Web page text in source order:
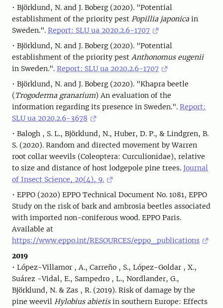
• Björklund, N. and J. Boberg (2020). "Potential
establishment of the priority pest Popillia japonica in
Sweden.". Report: SLU ua 2020.2.6-1707
• Björklund, N. and J. Boberg (2020). "Potential
establishment of the priority pest Anthonomus eugenii
in Sweden.". Report: SLU ua 2020.2.6-1707
• Björklund, N. and J. Boberg (2020). "Khapra beetle
(Trogoderma granarium) An evaluation of the
information regarding its presence in Sweden.". Report:
SLU ua 2020.2.6-3678
• Balogh , S. L., Björklund, N., Huber, D. P., & Lindgren, B.
S. (2020). Random and directed movement by Warren
root collar weevils (Coleoptera: Curculionidae), relative
to size and distance of host lodgepole pine trees. Journal
of Insect Science, 20(4), 9.
• EPPO (2020) EPPO Technical Document No. 1081, EPPO
Study on the risk of bark and ambrosia beetles associated
with imported non-coniferous wood. EPPO Paris.
Available at
https://www.eppo.int/RESOURCES/eppo_publications
2019
• López-Villamor , A., Carreño , S., López-Goldar , X.,
Suárez -Vidal, E., Sampedro , L., Nordlander, G.,
Björklund, N. & Zas , R. (2019). Risk of damage by the
pine weevil Hylobius abietisin southern Europe: Effects